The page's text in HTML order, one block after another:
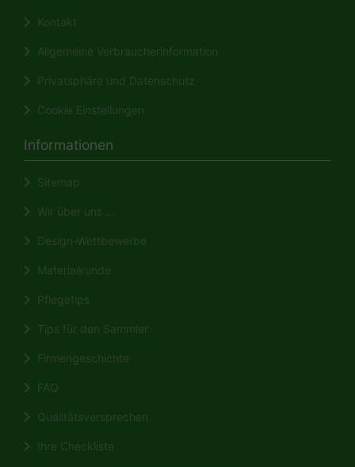
Kontakt
Allgemeine Verbraucherinformation
Privatsphäre und Datenschutz
Cookie Einstellungen
Informationen
Sitemap
Wir über uns ...
Design-Wettbewerbe
Materialkunde
Pflegetips
Tips für den Sammler
Firmengeschichte
FAQ
Qualitätsversprechen
Ihre Checkliste